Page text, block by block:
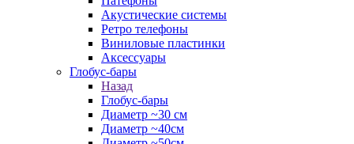
Акустические системы
Ретро телефоны
Виниловые пластинки
Аксессуары
Глобус-бары
Назад
Глобус-бары
Диаметр ~30 см
Диаметр ~40см